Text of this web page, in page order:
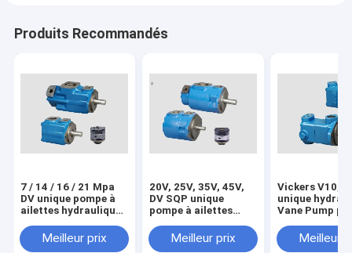
Produits Recommandés
7 / 14 / 16 / 21 Mpa
DV unique pompe à
ailettes hydraulique
Meilleur prix
20V, 25V, 35V, 45V,
DV SQP unique
pompe à ailettes
Meilleur prix
Vickers V10,
unique
Vane Pump
Meilleur